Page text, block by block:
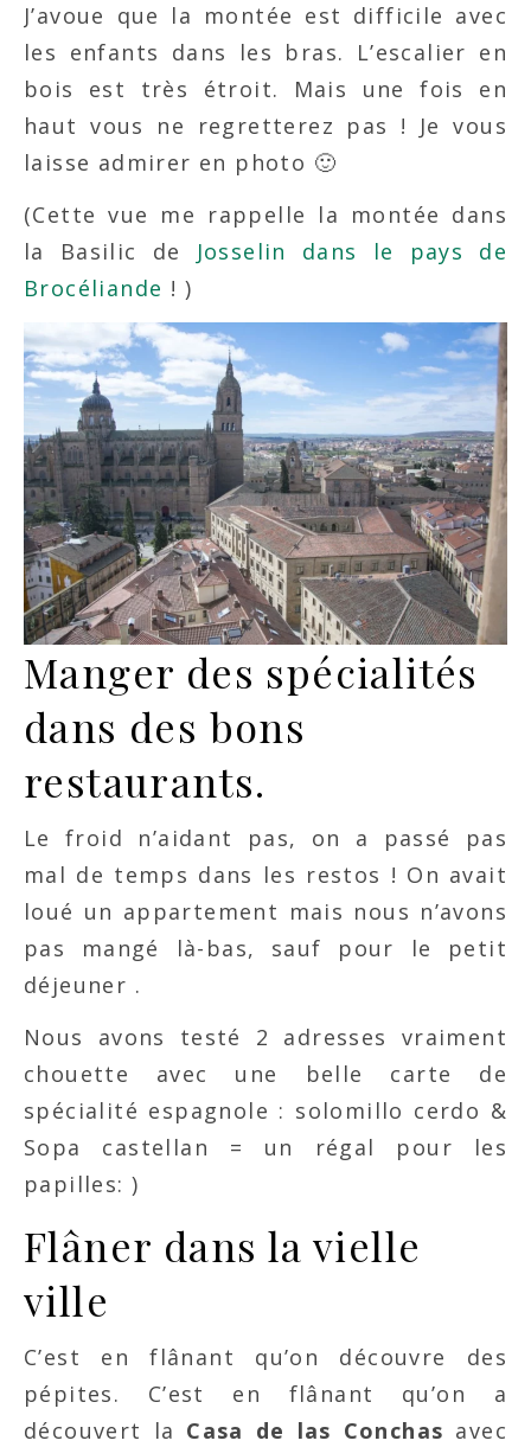
J’avoue que la montée est difficile avec
les enfants dans les bras. L’escalier en
bois est très étroit. Mais une fois en
haut vous ne regretterez pas ! Je vous
laisse admirer en photo 🙂
(Cette vue me rappelle la montée dans
la Basilic de Josselin dans le pays de
Brocéliande ! )
Manger des spécialités
dans des bons
restaurants.
Le froid n’aidant pas, on a passé pas
mal de temps dans les restos ! On avait
loué un appartement mais nous n’avons
pas mangé là-bas, sauf pour le petit
déjeuner .
Nous avons testé 2 adresses vraiment
chouette avec une belle carte de
spécialité espagnole : solomillo cerdo &
Sopa castellan = un régal pour les
papilles: )
Flâner dans la vielle
ville
C’est en flânant qu’on découvre des
pépites. C’est en flânant qu’on a
découvert la Casa de las Conchas avec